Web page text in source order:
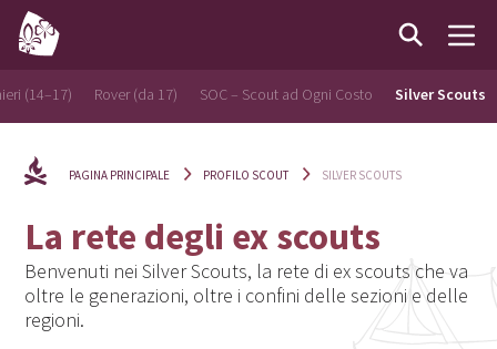
(14–17) Rover (da 17) SOC – Scout ad Ogni Costo Silver Scouts
PAGINA PRINCIPALE PROFILO SCOUT SILVER SCOUTS
La rete degli ex scouts
Benvenuti nei Silver Scouts, la rete di ex scouts che va
oltre le generazioni, oltre i confini delle sezioni e delle
regioni.